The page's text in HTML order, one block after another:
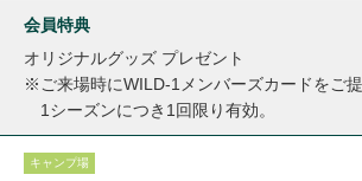
会員特典
オリジナルグッズ プレゼント
※ご来場時にWILD-1メンバーズカードをご提
1シーズンにつき1回限り有効。
キャンプ場